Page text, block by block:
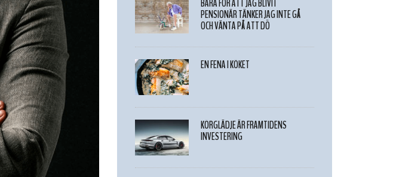
BARA FÖR ATT JAG BLIVIT
PENSIONÄR TÄNKER JAG INTE GÅ
OCH VÄNTA PÅ ATT DÖ
EN FENA I KÖKET
KÖRGLÄDJE ÄR FRAMTIDENS
INVESTERING